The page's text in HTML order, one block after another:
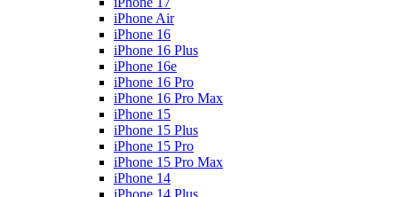
iPhone Air
iPhone 16
iPhone 16 Plus
iPhone 16e
iPhone 16 Pro
iPhone 16 Pro Max
iPhone 15
iPhone 15 Plus
iPhone 15 Pro
iPhone 15 Pro Max
iPhone 14
iPhone 14 Plus